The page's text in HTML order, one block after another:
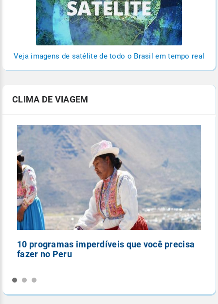
Veja imagens de satélite de todo o Brasil em tempo real
CLIMA DE VIAGEM
10 programas imperdíveis que você precisa
fazer no Peru